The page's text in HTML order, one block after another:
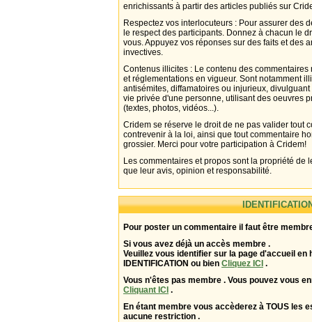
enrichissants à partir des articles publiés sur
Respectez vos interlocuteurs : Pour assurer des
le respect des participants. Donnez à chacun le
vous. Appuyez vos réponses sur des faits et des
invectives.
Contenus illicites : Le contenu des
et réglementations en vigueur. Sont notamment
antisémites, diffamatoires ou injurieux,
vie privée d'une personne, utilisant des oeuvres
(textes, photos, vidéos...).
Cridem se réserve le droit de ne pas valider tout
contrevenir à la loi, ainsi que tout commentaire
grossier. Merci pour votre participation à Cridem!
Les commentaires et propos sont la propriété de
que leur avis, opinion et responsabilité.
Pour poster un commentaire il faut être
Si vous avez déjà un accès membre .
Veuillez vous identifier sur la page d'accueil en
IDENTIFICATION ou bien Cliquez ICI .
Vous n'êtes pas membre . Vous pouvez vous
Cliquant ICI .
En étant membre vous accèderez à TOUS les
aucune restriction .